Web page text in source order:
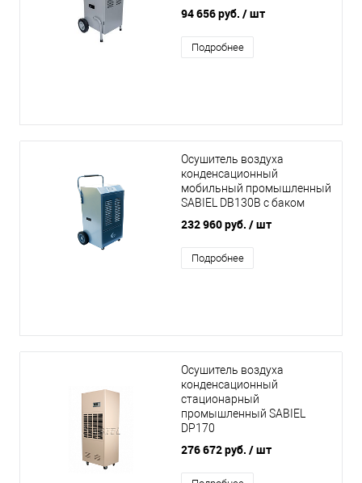
94 656 руб. / шт
Подробнее
Осушитель воздуха
конденсационный
мобильный промышленный
SABIEL DB130B с баком
232 960 руб. / шт
Подробнее
Осушитель воздуха
конденсационный
стационарный
промышленный SABIEL
DP170
276 672 руб. / шт